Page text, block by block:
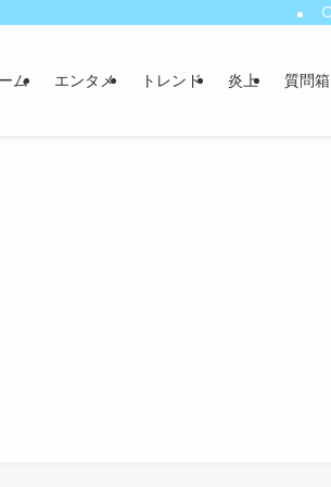
ム エンタメ トレンド 炎上 質問箱